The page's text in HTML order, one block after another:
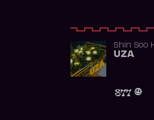
Shin Soo
UZA
877